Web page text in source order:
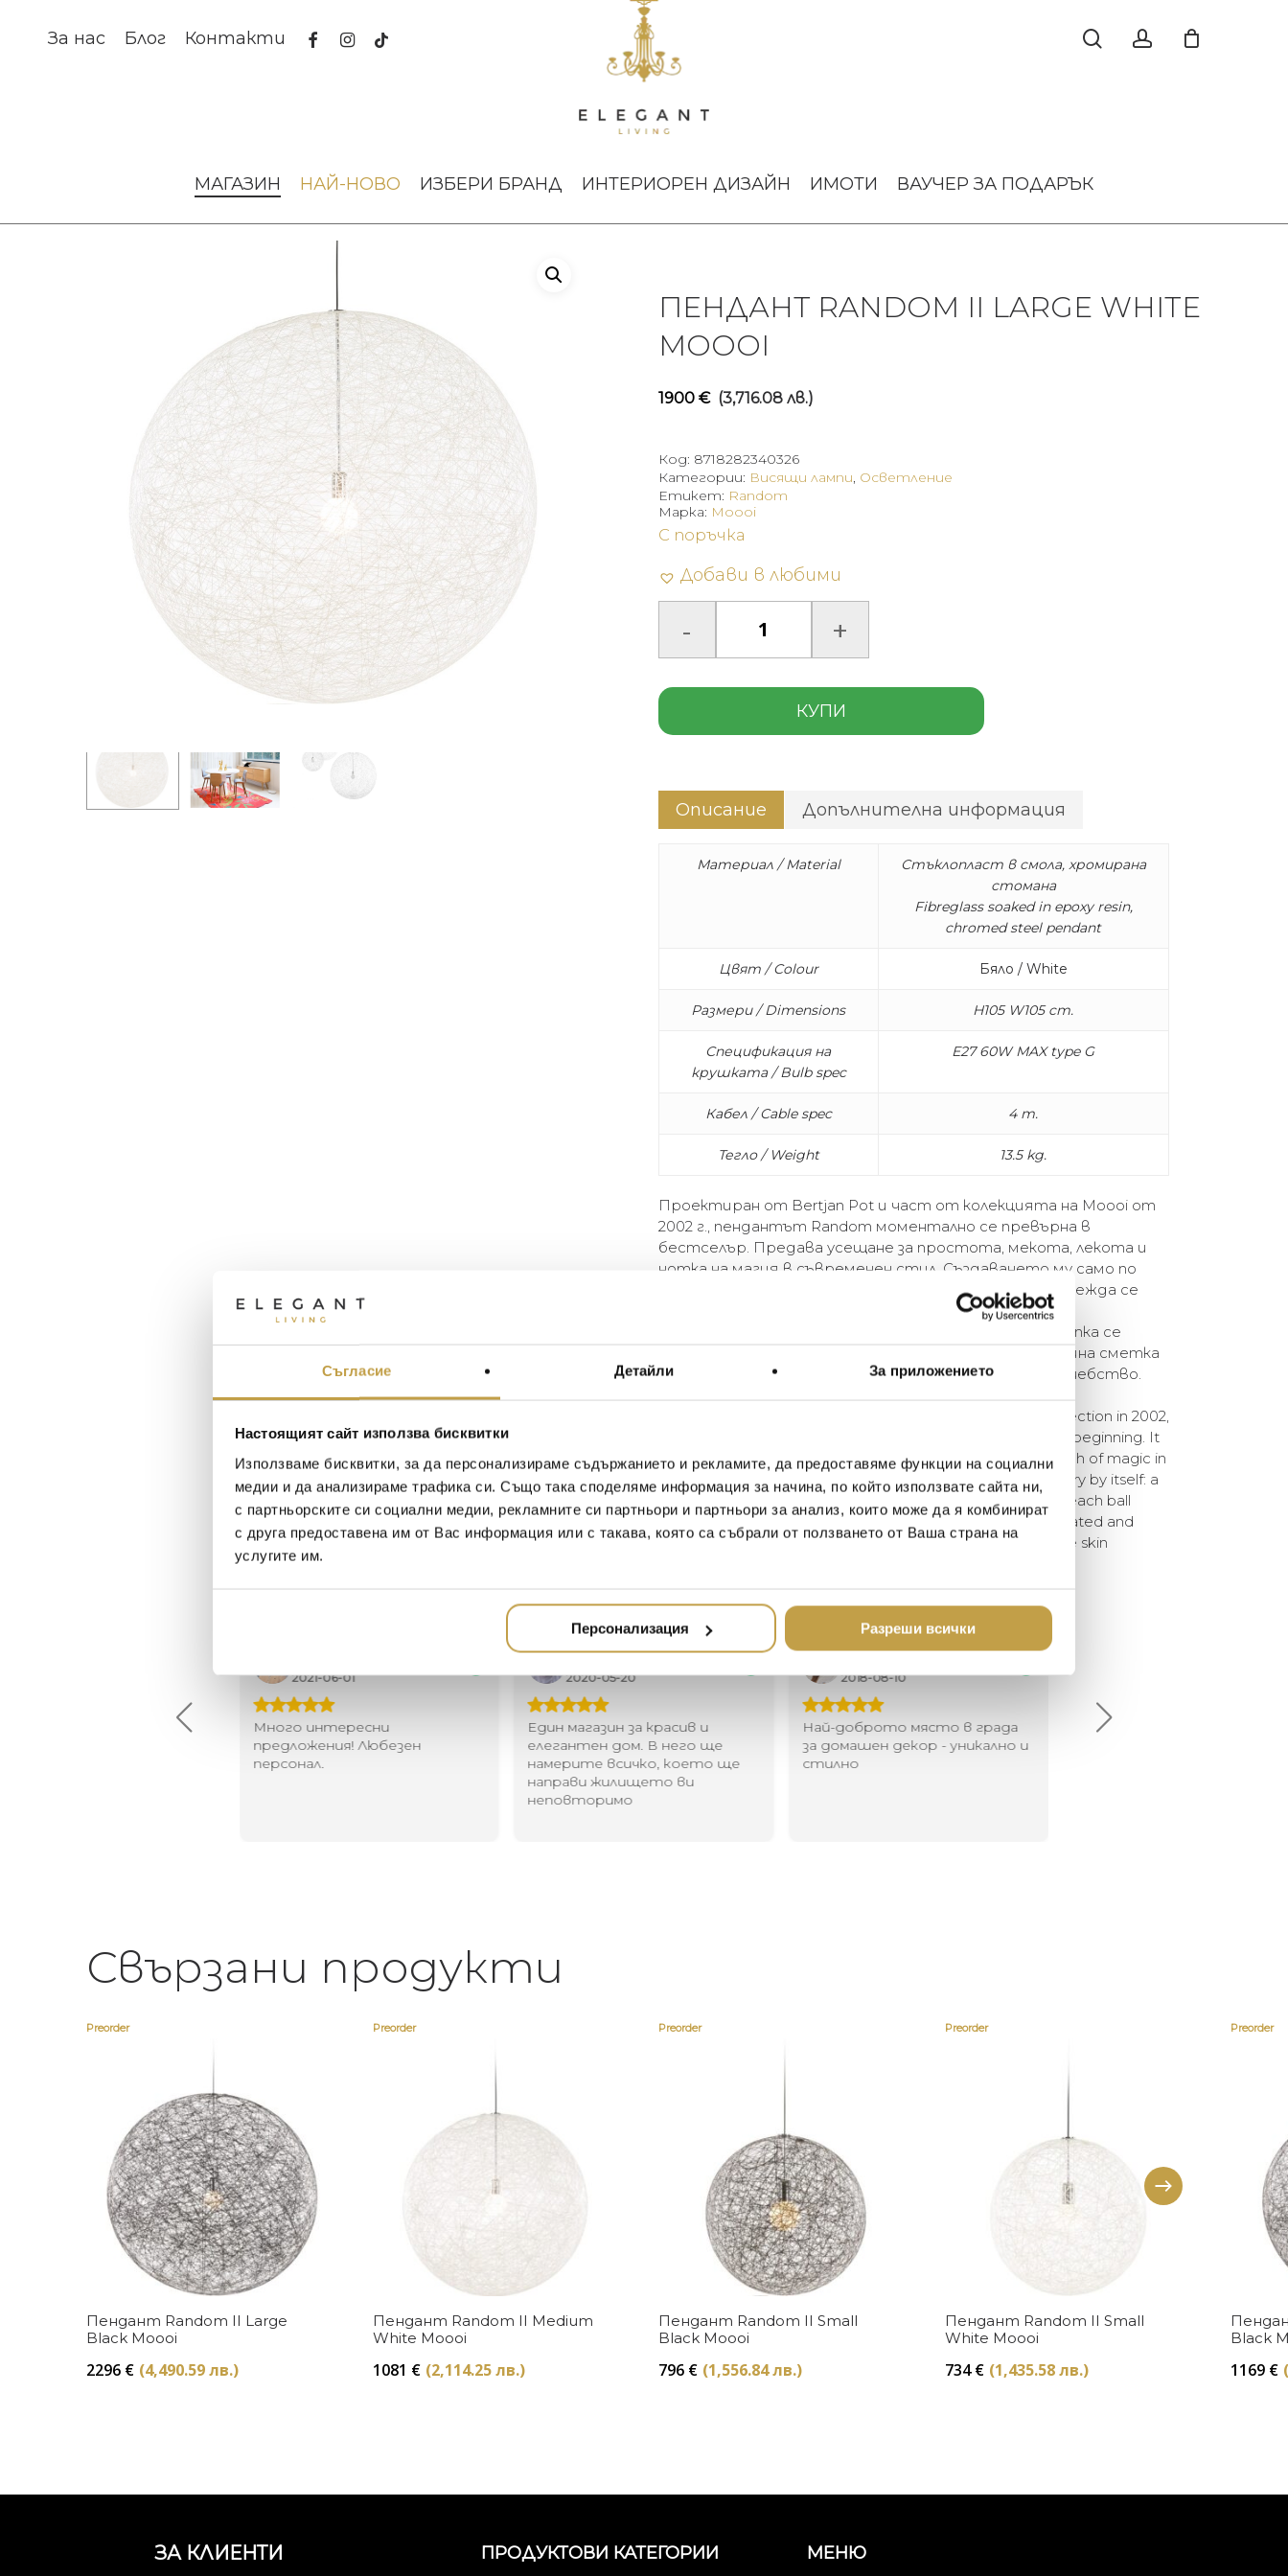
Съгласие Детайли За приложението
Настоящият сайт използва бисквитки
Използваме бисквитки, за да персонализираме съдържанието и рекламите, да предоставяме функции на социални
медии и да анализираме трафика си. Също така споделяме информация за начина, по който използвате сайта ни,
с партньорските си социални медии, рекламните си партньори и партньори за анализ, които може да я комбинират
с друга предоставена им от Вас информация или с такава, която са събрали от ползването от Ваша страна на
услугите им.
Персонализация Разреши всички
За нас Блог Контакти facebookinstagram
tiktok
МАГАЗИН НАЙ-НОВО ИЗБЕРИ БРАНД ИНТЕРИОРЕН ДИЗАЙН ИМОТИ ВАУЧЕР ЗА ПОДАРЪК
ПЕНДАНТ RANDOM II LARGE WHITE
MOOOI
1900 € (3,716.08 лв.)
Код: 8718282340326
Категории: Висящи лампи, Осветление
Етикет: Random
С поръчка
Добави в любими
КУПИ
Марка: Moooi
Описание Допълнителна информация
Материал / Material
Стъклопласт в смола, хромирана
стомана
Fibreglass soaked in epoxy resin,
chromed steel pendant
Цвят / Colour Бяло / White
Размери / Dimensions H105 W105 cm.
Спецификация на
крушката / Bulb spec
E27 60W MAX type G
Кабел / Cable spec 4 m.
Тегло / Weight 13.5 kg.
Проектиран от Bertjan Pot и част от колекцията на Moooi от
2002 г., пендантът Random моментално се превърна в
бестселър. Предава усещане за простота, мекота, лекота и
нотка на магия в съвременен стил. Създаването му само по
себе си е любопитна история: накисната в смола прежда се
навива около надуваема плажна топка, създавайки
полупрозрачна 3D материя. След това плажната топка се
спуква и изважда от кръгъл отвор в лампата. В крайна сметка
обвивката се превръща в продукта. Мекота и вълшебство.
Designed by Bertjan Pot and introduced in the Moooi collection in 2002,
the Random Light has become a best seller right from the beginning. It
transmit a feeling of simplicity, softness, lightness and a touch of magic in
contemporary style. The production process is a special story by itself: a
resin drained yarn is randomly coiled around an inflatable beach ball
creating a translucent 3D fabric. The beach ball is then deflated and
extracted from a round opening in the lamp. At the end the skin
2021-06-01
Много интересни
предложения! Любезен
персонал.
Иван Иванов
2020-05-20
Един магазин за красив и
елегантен дом. В него ще
намерите всичко, което ще
направи жилището ви
неповторимо
Ивелина Линковска
2018-08-10
Най-доброто място в града
за домашен декор - уникално и
стилно
Хареса ми
Свързани продукти
Preorder
Купи
Пендант Random II Large
Black Moooi
2296 € (4,490.59 лв.)
Preorder
Купи
Пендант Random II Medium
White Moooi
1081 € (2,114.25 лв.)
Preorder
Купи
Пендант Random II Small
Black Moooi
796 € (1,556.84 лв.)
Preorder
Купи
Пендант Random II Small
White Moooi
734€ (1,435.58 лв.)
Preorder
Black
1169 €
ЗА КЛИЕНТИ ПРОДУКТОВИ КАТЕГОРИИ МЕНЮ